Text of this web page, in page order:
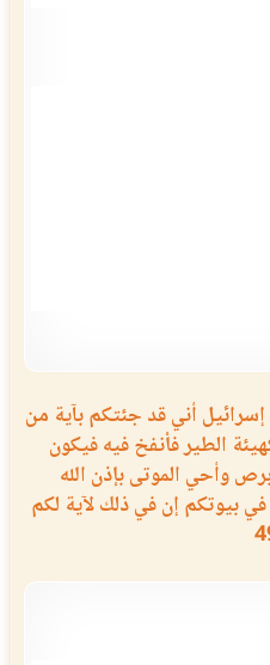
أني قد جئتكم بآية من
الطير فأنفخ فيه فيكون
وأحي الموتى بإذن الله
بيوتكم إن في ذلك لآية لكم